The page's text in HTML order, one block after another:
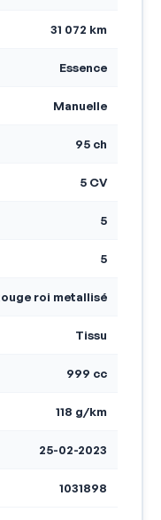
31 072 km
Essence
Manuelle
95 ch
5 CV
5
5
roi metallisé
Tissu
999 cc
118 g/km
25-02-2023
1031898